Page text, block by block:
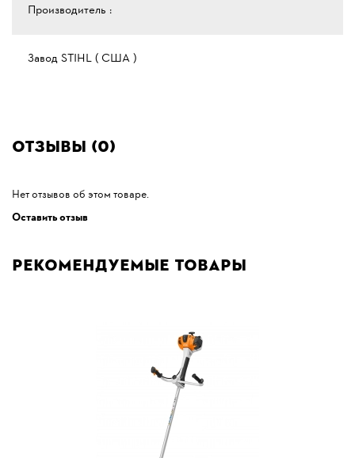
Производитель :
Завод STIHL ( США )
Отзывы (0)
Нет отзывов об этом товаре.
Оставить отзыв
Рекомендуемые товары